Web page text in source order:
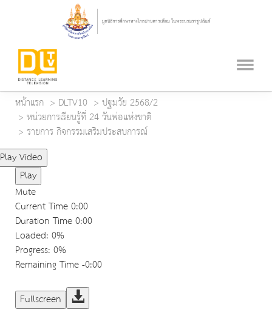
หน้าแรก DLTV10
ปฐมวัย 2568/2
หน่วยการเรียนรู้ที่ 24 วันพ่อแห่งชาติ
รายการ กิจกรรมเสริมประสบการณ์
Play Video
Play
Mute
Current Time0:00
Duration Time0:00
Loaded: 0%
Progress: 0%
Remaining Time-0:00
Fullscreen